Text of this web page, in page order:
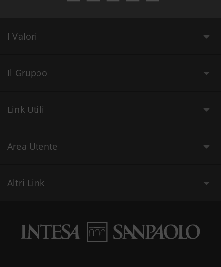
I Valori
Il Gruppo
Link Utili
Area Utente
Altri Link